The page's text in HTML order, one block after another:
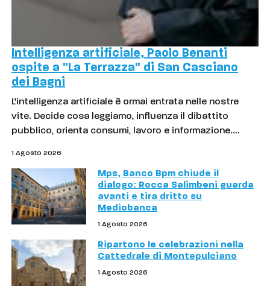
Intelligenza artificiale, Paolo Benanti
ospite a "La Terrazza" di San Casciano
dei Bagni
L’intelligenza artificiale è ormai entrata nelle nostre
vite. Decide cosa leggiamo, influenza il dibattito
pubblico, orienta consumi, lavoro e informazione.…
1 Agosto 2026
Mps, Banco Bpm chiude il
dialogo: Rocca Salimbeni guarda
avanti e tira dritto su
Mediobanca
1 Agosto 2026
Ripartono le celebrazioni nella
Cattedrale di Montepulciano
1 Agosto 2026